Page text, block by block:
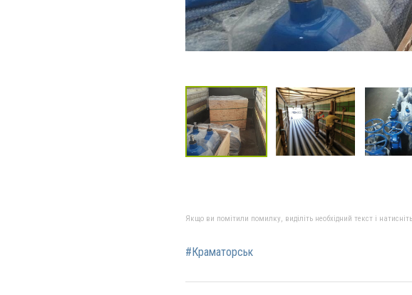
Якщо ви помітили помилку, виділіть необхідний текст і
#Краматорськ